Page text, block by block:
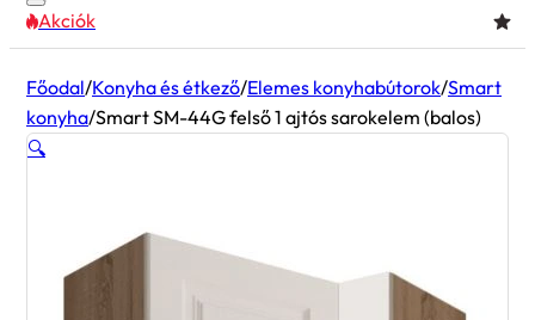
Akciók
Főodal/Konyha és étkező/Elemes konyhabútorok/Smart
konyha/Smart SM-44G felső 1 ajtós sarokelem (balos)
🔍